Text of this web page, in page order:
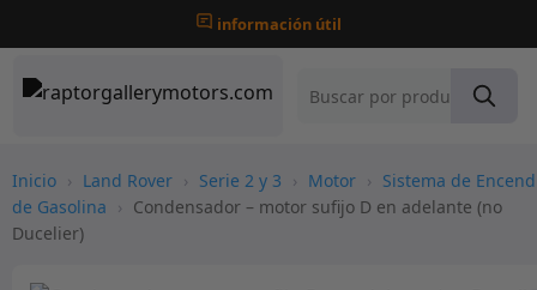
información útil
Inicio › Land Rover › Serie 2 y 3 › Motor › Sistema de
de Gasolina › Condensador – motor sufijo D en adelante (no
Ducelier)